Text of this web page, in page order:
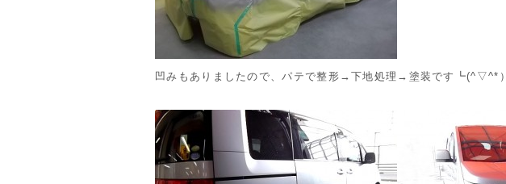
凹みもありましたので、パテで整形→下地処理→塗装です┗(^▽^*）